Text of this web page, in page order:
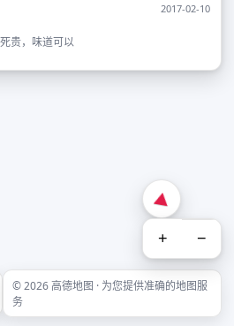
2017-02-10
贵，味道可以
+ −
© 2026 高德地图 · 为您提供准确的地图服
务